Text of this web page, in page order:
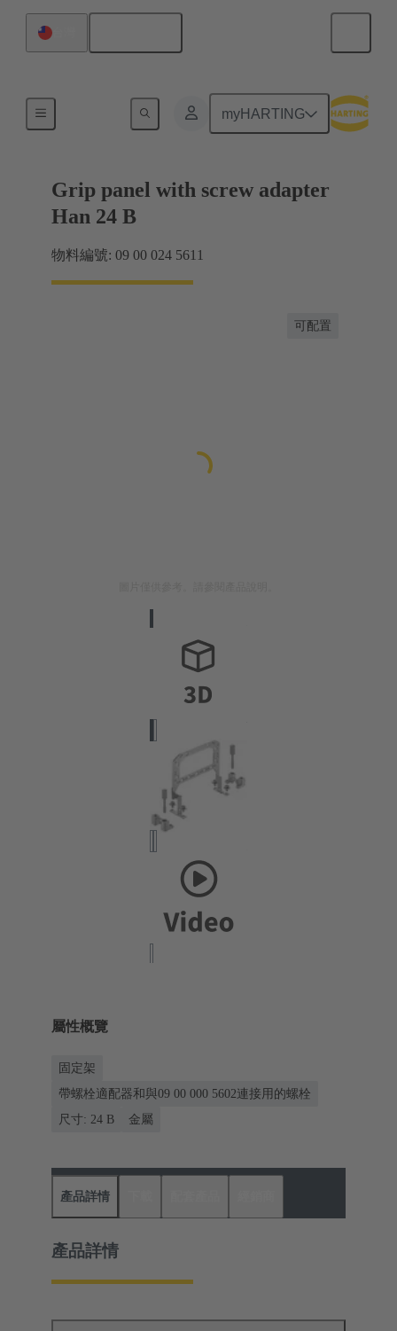
myHARTING
Grip panel with screw adapter
Han 24 B
物料編號: 09 00 024 5611
可配置
屬性概覽
固定架
帶螺栓適配器和與09 00 000 5602連接用的螺栓
尺寸: 24 B
金屬
產品詳情
產品詳情